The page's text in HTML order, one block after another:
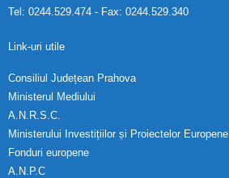
Tel: 0244.529.474 - Fax: 0244.529.340
Link-uri utile
Consiliul Județean Prahova
Ministerul Mediului
A.N.R.S.C.
Ministerului Investițiilor și Proiectelor Europene
Fonduri europene
A.N.P.C